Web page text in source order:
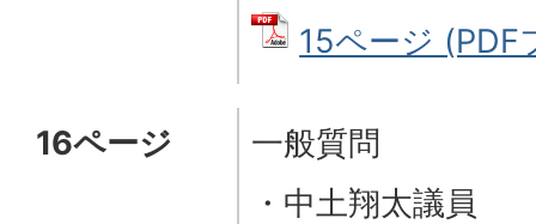
15ページ (PDF
16ページ
一般質問
・中土翔太議員